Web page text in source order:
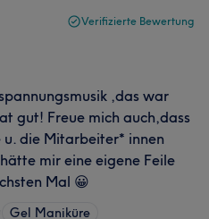
Verifizierte Bewertung
,das war
gut! Freue mich auch,dass
die Mitarbeiter* innen
mir eine eigene Feile
Mal 😀
Gel Maniküre